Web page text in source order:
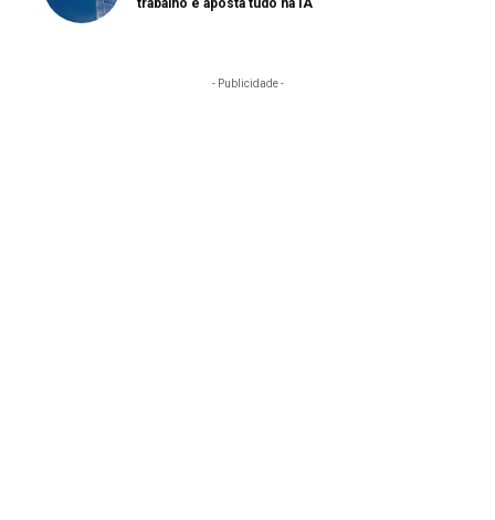
trabalho e aposta tudo na IA
- Publicidade -